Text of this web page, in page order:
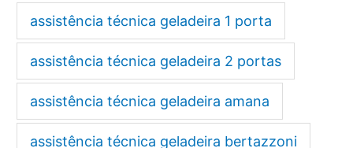
assistência técnica geladeira 1 porta
assistência técnica geladeira 2 portas
assistência técnica geladeira amana
assistência técnica geladeira bertazzoni